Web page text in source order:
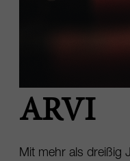
ARVI
Mit mehr als dreißig